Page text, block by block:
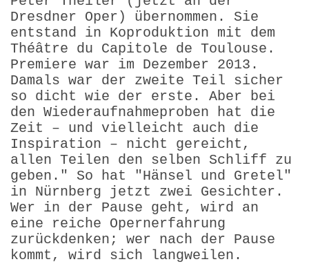
Dresdner Oper) übernommen. Sie
entstand in Koproduktion mit dem
Théâtre du Capitole de Toulouse.
Premiere war im Dezember 2013.
Damals war der zweite Teil sicher
so dicht wie der erste. Aber bei
den Wiederaufnahmeproben hat die
Zeit – und vielleicht auch die
Inspiration – nicht gereicht,
allen Teilen den selben Schliff zu
geben." So hat "Hänsel und Gretel"
in Nürnberg jetzt zwei Gesichter.
Wer in der Pause geht, wird an
eine reiche Opernerfahrung
zurückdenken; wer nach der Pause
kommt, wird sich langweilen.